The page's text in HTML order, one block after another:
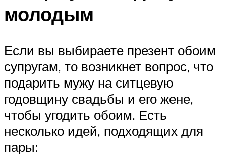
молодым
Если вы выбираете презент обоим
супругам, то возникнет вопрос, что
подарить мужу на ситцевую
годовщину свадьбы и его жене,
чтобы угодить обоим. Есть
несколько идей, подходящих для
пары: